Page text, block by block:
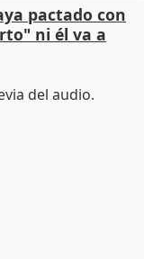
pactado con
ni él va a